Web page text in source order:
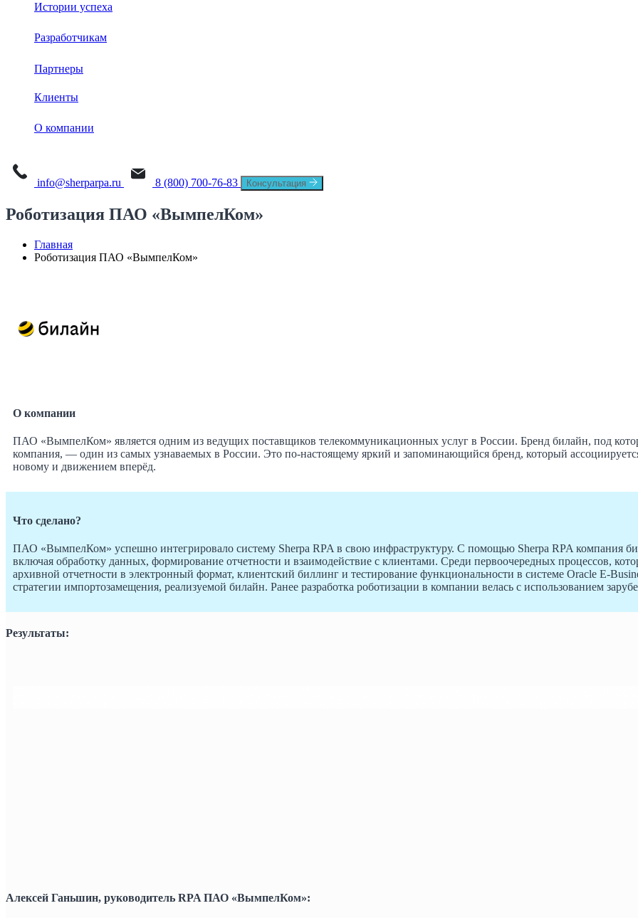
Sherpa RPA
Task Mining
Истории успеха
Разработчикам
База знаний
Обучение
Партнеры
Клиенты
О компании
СМИ о нас
История
Контакты
info@sherparpa.ru 8 (800) 700-76-83 Консультация
Роботизация ПАО «ВымпелКом»
Главная
Роботизация ПАО «ВымпелКом»
О компании
ПАО «ВымпелКом» является одним из ведущих поставщиков телекоммуникационных услуг в России. Бренд билайн, под
компания, — один из самых узнаваемых в России. Это по‑настоящему яркий и запоминающийся бренд, который
новому и движением вперёд.
Что сделано?
ПАО «ВымпелКом» успешно интегрировало систему Sherpa RPA в свою инфраструктуру. С помощью Sherpa RPA компания
включая обработку данных, формирование отчетности и взаимодействие с клиентами. Среди первоочередных процессов,
архивной отчетности в электронный формат, клиентский биллинг и тестирование функциональности в системе Oracle E-
стратегии импортозамещения, реализуемой билайн. Ранее разработка роботизации в компании велась с использованием
Результаты:
Алексей Ганьшин, руководитель RPA ПАО «ВымпелКом»: